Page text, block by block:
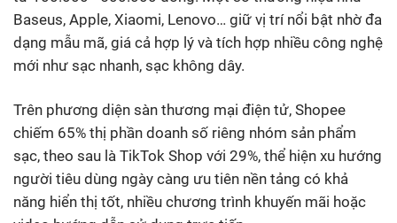
Baseus, Apple, Xiaomi, Lenovo… giữ vị trí nổi bật nhờ đa
dạng mẫu mã, giá cả hợp lý và tích hợp nhiều công nghệ
mới như sạc nhanh, sạc không dây.
Trên phương diện sàn thương mại điện tử, Shopee
chiếm 65% thị phần doanh số riêng nhóm sản phẩm
sạc, theo sau là TikTok Shop với 29%, thể hiện xu hướng
người tiêu dùng ngày càng ưu tiên nền tảng có khả
năng hiển thị tốt, nhiều chương trình khuyến mãi hoặc